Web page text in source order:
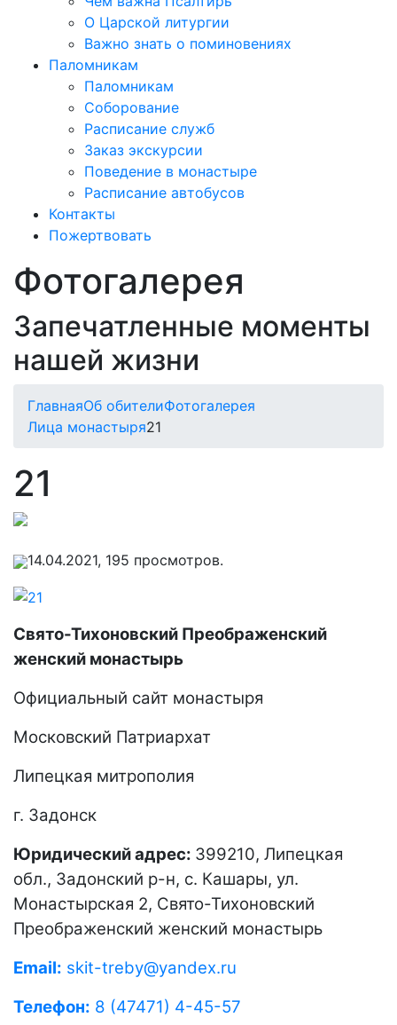
О Царской литургии
Важно знать о поминовениях
Паломникам
Паломникам
Соборование
Расписание служб
Заказ экскурсии
Поведение в монастыре
Расписание автобусов
Контакты
Пожертвовать
Фотогалерея
Запечатленные моменты
нашей жизни
ГлавнаяОб обителиФотогалерея
Лица монастыря21
21
14.04.2021, 195 просмотров.
Свято-Тихоновский Преображенский
женский монастырь
Официальный сайт монастыря
Московский Патриархат
Липецкая митрополия
г. Задонск
Юридический адрес: 399210, Липецкая
обл., Задонский р-н, с. Кашары, ул.
Монастырская 2, Свято-Тихоновский
Преображенский женский монастырь
Email: skit-treby@yandex.ru
Телефон: 8 (47471) 4-45-57